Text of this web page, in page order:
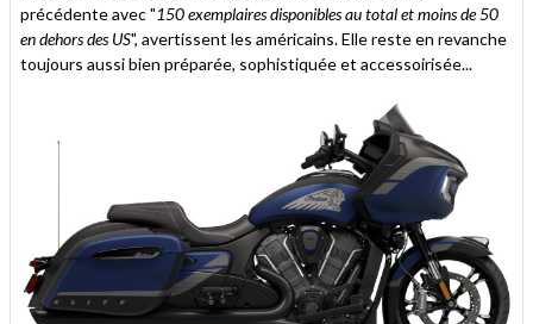
précédente avec "150 exemplaires disponibles au total et moins de 50
en dehors des US", avertissent les américains. Elle reste en revanche
toujours aussi bien préparée, sophistiquée et accessoirisée...